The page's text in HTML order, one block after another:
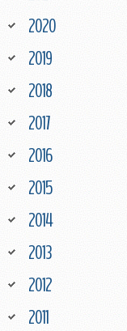
2020
2019
2018
2017
2016
2015
2014
2013
2012
2011